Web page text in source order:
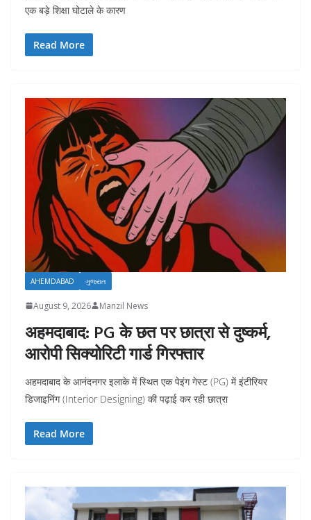
एक बड़े शिक्षा घोटाले के कारण
Read More
AHEMDABAD ગુજરાત
August 9, 2026 Manzil News
अहमदाबाद: PG के छत पर छात्रा से दुष्कर्म,
आरोपी सिक्योरिटी गार्ड गिरफ्तार
अहमदाबाद के आनंदनगर इलाके में स्थित एक पेइंग गेस्ट (PG) में इंटीरियर
डिजाइनिंग (Interior Designing) की पढ़ाई कर रही छात्रा
Read More